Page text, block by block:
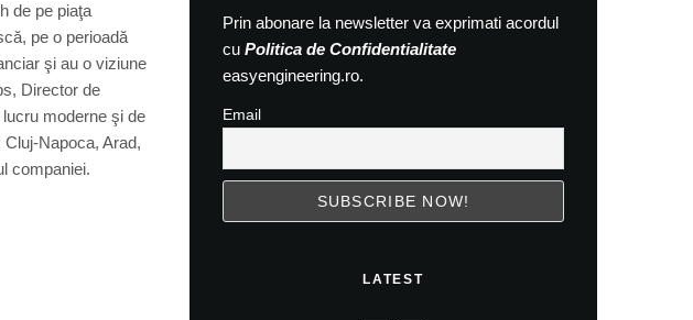
de pe piaţa
pe o perioadă
şi au o viziune
Director de
moderne şi de
Napoca, Arad,
companiei.
Prin abonare la newsletter va exprimati acordul
cu Politica de Confidentialitate
easyengineering.ro.
Email
LATEST